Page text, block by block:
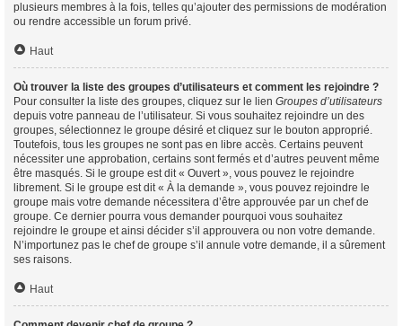
plusieurs membres à la fois, telles qu’ajouter des permissions de modération
ou rendre accessible un forum privé.
Haut
Où trouver la liste des groupes d’utilisateurs et comment les rejoindre ?
Pour consulter la liste des groupes, cliquez sur le lien Groupes d’utilisateurs
depuis votre panneau de l’utilisateur. Si vous souhaitez rejoindre un des
groupes, sélectionnez le groupe désiré et cliquez sur le bouton approprié.
Toutefois, tous les groupes ne sont pas en libre accès. Certains peuvent
nécessiter une approbation, certains sont fermés et d’autres peuvent même
être masqués. Si le groupe est dit « Ouvert », vous pouvez le rejoindre
librement. Si le groupe est dit « À la demande », vous pouvez rejoindre le
groupe mais votre demande nécessitera d’être approuvée par un chef de
groupe. Ce dernier pourra vous demander pourquoi vous souhaitez
rejoindre le groupe et ainsi décider s’il approuvera ou non votre demande.
N’importunez pas le chef de groupe s’il annule votre demande, il a sûrement
ses raisons.
Haut